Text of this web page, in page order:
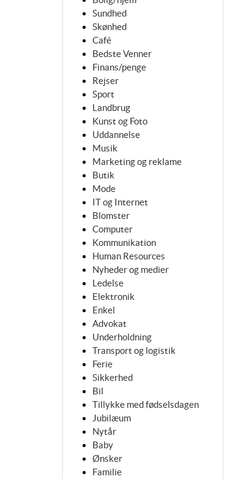
Sundhed
Skønhed
Café
Bedste Venner
Finans/penge
Rejser
Sport
Landbrug
Kunst og Foto
Uddannelse
Musik
Marketing og reklame
Butik
Mode
IT og Internet
Blomster
Computer
Kommunikation
Human Resources
Nyheder og medier
Ledelse
Elektronik
Enkel
Advokat
Underholdning
Transport og logistik
Ferie
Sikkerhed
Bil
Tillykke med fødselsdagen
Jubilæum
Nytår
Baby
Ønsker
Familie